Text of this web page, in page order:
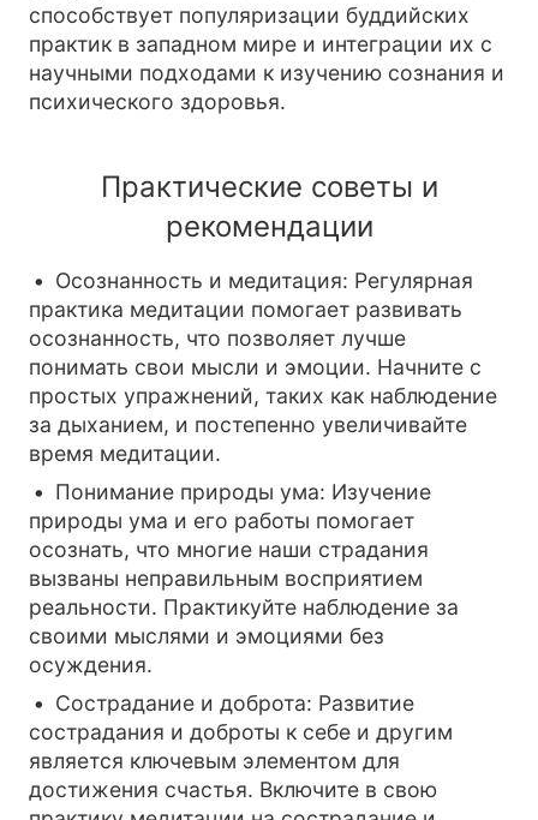
способствует популяризации буддийских
практик в западном мире и интеграции их с
научными подходами к изучению сознания и
психического здоровья.
Практические советы и
рекомендации
Осознанность и медитация: Регулярная
практика медитации помогает развивать
осознанность, что позволяет лучше
понимать свои мысли и эмоции. Начните с
простых упражнений, таких как наблюдение
за дыханием, и постепенно увеличивайте
время медитации.
Понимание природы ума: Изучение
природы ума и его работы помогает
осознать, что многие наши страдания
вызваны неправильным восприятием
реальности. Практикуйте наблюдение за
своими мыслями и эмоциями без
осуждения.
Сострадание и доброта: Развитие
сострадания и доброты к себе и другим
является ключевым элементом для
достижения счастья. Включите в свою